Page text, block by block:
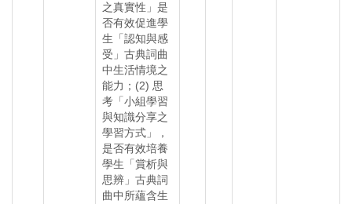
之真實性」是
否有效促進學
生「認知與感
受」古典詞曲
中生活情境之
能力；(2) 思
考「小組學習
與知識分享之
學習方式」，
是否有效培養
學生「賞析與
思辨」古典詞
曲中所蘊含生